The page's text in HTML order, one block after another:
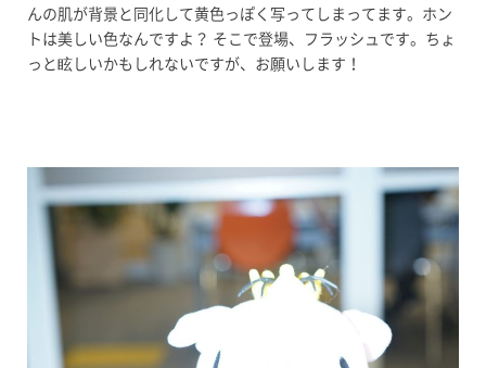
んの肌が背景と同化して黄色っぽく写ってしまってます。ホン
トは美しい色なんですよ？ そこで登場、フラッシュです。ちょ
っと眩しいかもしれないですが、お願いします！